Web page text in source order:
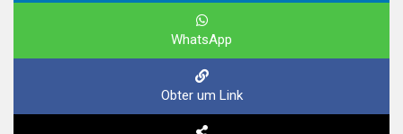
WhatsApp
Obter um Link